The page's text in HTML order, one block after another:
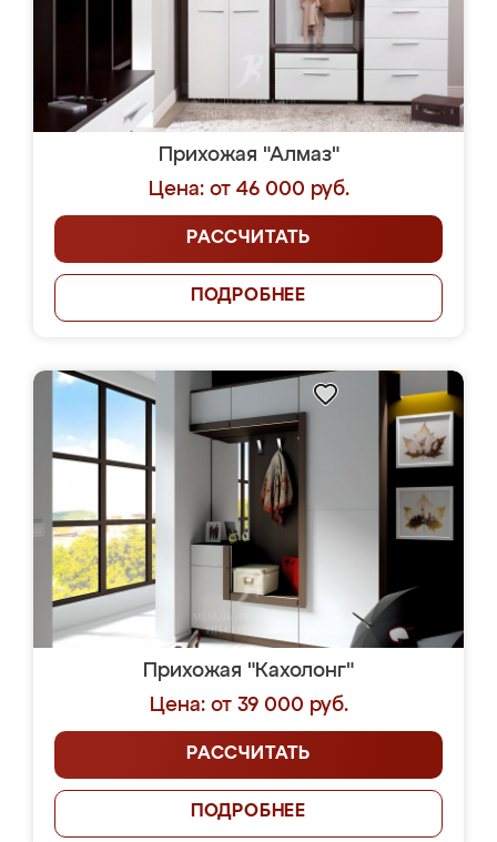
Прихожая "Алмаз"
Цена: от 46 000 руб.
РАССЧИТАТЬ
ПОДРОБНЕЕ
Прихожая "Кахолонг"
Цена: от 39 000 руб.
РАССЧИТАТЬ
ПОДРОБНЕЕ